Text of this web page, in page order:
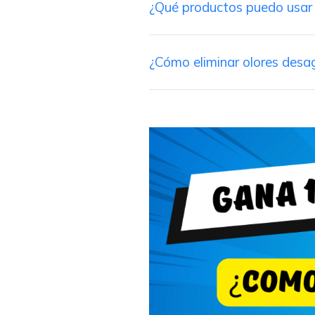
¿Qué productos puedo
¿Cómo eliminar olores